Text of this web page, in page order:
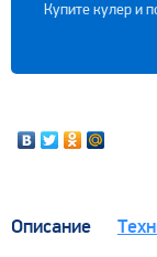
Купите кулер и
Описание